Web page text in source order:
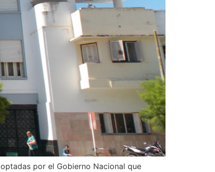
por el Gobierno Nacional que